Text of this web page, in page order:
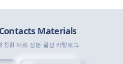
Materials
접점 재료 성분·물성 카탈로그